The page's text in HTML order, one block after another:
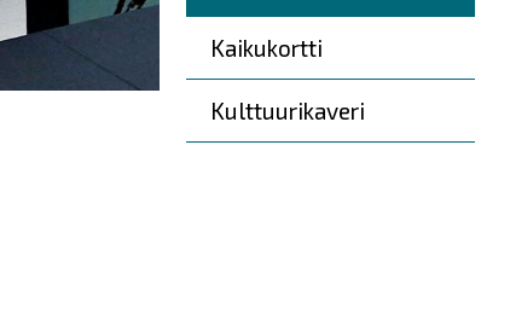
Kaikukortti
Kulttuurikaveri